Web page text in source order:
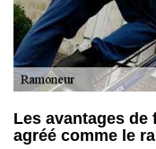
Les avantages de
agréé comme le